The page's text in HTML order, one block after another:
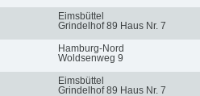
Eimsbüttel
Grindelhof 89 Haus Nr. 7
Hamburg-Nord
Woldsenweg 9
Eimsbüttel
Grindelhof 89 Haus Nr. 7